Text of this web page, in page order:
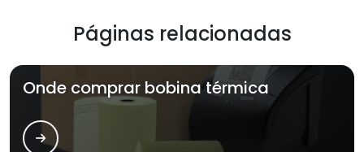
Páginas relacionadas
Onde comprar bobina térmica